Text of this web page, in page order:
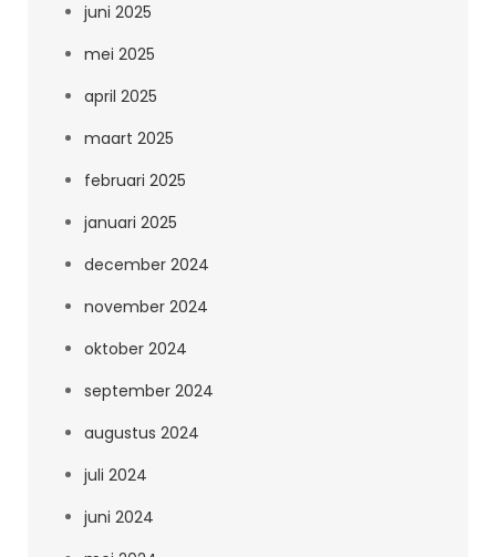
juni 2025
mei 2025
april 2025
maart 2025
februari 2025
januari 2025
december 2024
november 2024
oktober 2024
september 2024
augustus 2024
juli 2024
juni 2024